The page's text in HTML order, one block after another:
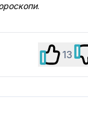
.
13